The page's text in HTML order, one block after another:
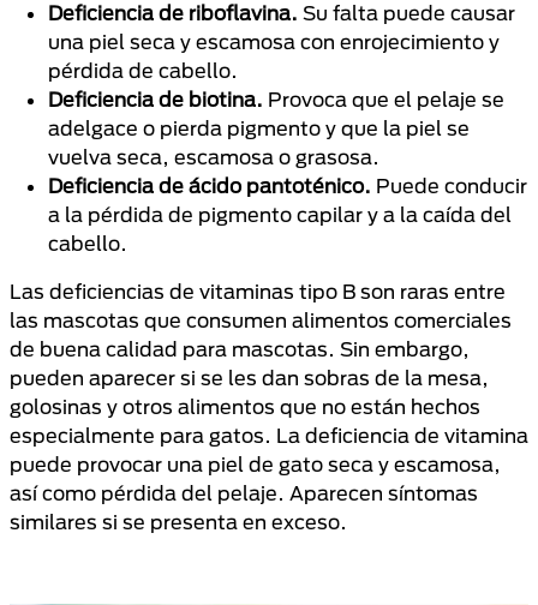
Deficiencia de riboflavina. Su falta puede causar
una piel seca y escamosa con enrojecimiento y
pérdida de cabello.
Deficiencia de biotina. Provoca que el pelaje se
adelgace o pierda pigmento y que la piel se
vuelva seca, escamosa o grasosa.
Deficiencia de ácido pantoténico. Puede conducir
a la pérdida de pigmento capilar y a la caída del
cabello.
Las deficiencias de vitaminas tipo B son raras entre
las mascotas que consumen alimentos comerciales
de buena calidad para mascotas. Sin embargo,
pueden aparecer si se les dan sobras de la mesa,
golosinas y otros alimentos que no están hechos
especialmente para gatos. La deficiencia de vitamina
puede provocar una piel de gato seca y escamosa,
así como pérdida del pelaje. Aparecen síntomas
similares si se presenta en exceso.